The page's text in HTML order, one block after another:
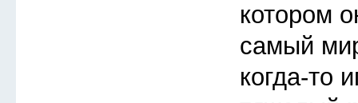
котором
самый
когда-то